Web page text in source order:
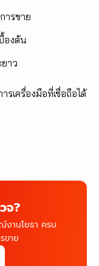
ารขาย
องต้น
าว
เครื่องมือที่เชื่อถือได้
จ?
งานโยธา ครบ
ขาย